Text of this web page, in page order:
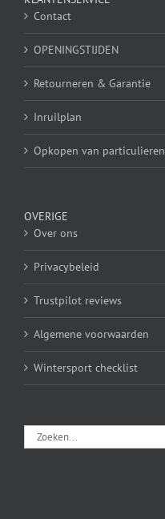
Contact
OPENINGSTIJDEN
Retourneren & Garantie
Inruilplan
Opkopen van particulieren
OVERIGE
Over ons
Privacybeleid
Trustpilot reviews
Algemene voorwaarden
Wintersport checklist
Zoeken
naar: